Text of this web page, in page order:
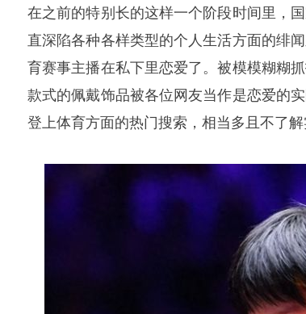
在之前的特别长的这样一个阶段时间里，
直深陷各种各样类型的个人生活方面的绯
育赛事主播在私下里恋爱了。被模模糊糊
款式的佩戴饰品被各位网友当作是恋爱的
登上体育方面的热门搜索，相当多且不了